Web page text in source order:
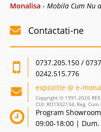
Tablie tapitata
Monalisa - Mobila Cum Nu
Contactati-ne
0737.205.150 /
0242.515.776
expozitie @ e-
Copyright © 1991-2026 REK
CUI: RO1932134, Reg.
Program
09:00-18:00 | Dum.